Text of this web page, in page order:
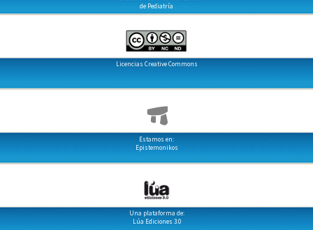
de Pediatría
Licencias Creative Commons
Estamos en:
Epistemonikos
Una plataforma de:
Lúa Ediciones 3.0